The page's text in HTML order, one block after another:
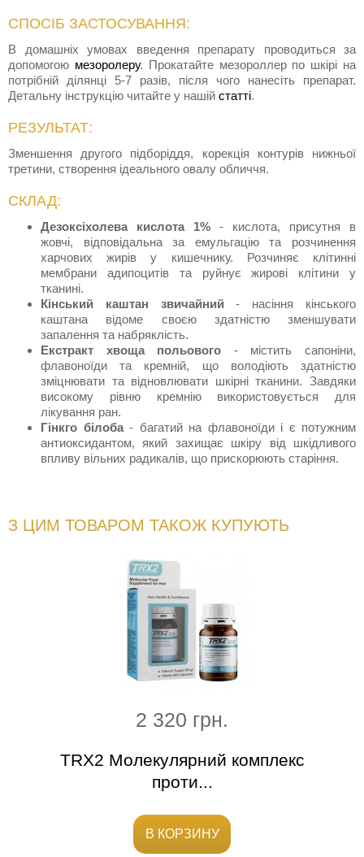
СПОСІБ ЗАСТОСУВАННЯ:
В домашніх умовах введення препарату проводиться за
допомогою мезоролеру. Прокатайте мезороллер по шкірі на
потрібній ділянці 5-7 разів, після чого нанесіть препарат.
Детальну інструкцію читайте у нашій статті.
РЕЗУЛЬТАТ:
Зменшення другого підборіддя, корекція контурів нижньої
третини, створення ідеального овалу обличчя.
СКЛАД:
Дезоксіхолева кислота 1% - кислота, присутня в
жовчі, відповідальна за емульгацію та розчинення
харчових жирів у кишечнику. Розчиняє клітинні
мембрани адипоцитів та руйнує жирові клітини у
тканині.
Кінський каштан звичайний- насіння кінського
каштана відоме своєю здатністю зменшувати
запалення та набряклість.
Екстракт хвоща польового - містить сапоніни,
флавоноїди та кремній, що володіють здатністю
зміцнювати та відновлювати шкірні тканини. Завдяки
високому рівню кремнію використовується для
лікування ран.
Гінкго білоба- багатий на флавоноїди і є потужним
антиоксидантом, який захищає шкіру від шкідливого
впливу вільних радикалів, що прискорюють старіння.
З ЦИМ ТОВАРОМ ТАКОЖ КУПУЮТЬ
2 320 грн.
TRX2 Молекулярний комплекс
проти...
В КОРЗИНУ